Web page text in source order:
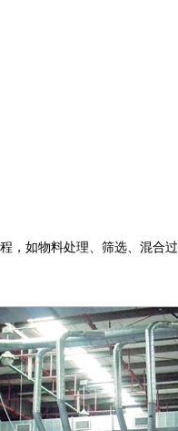
，如物料处理、筛选、混合